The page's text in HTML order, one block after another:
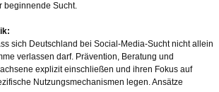
beginnende Sucht.
sich Deutschland bei Social-Media-Sucht nicht allein
verlassen darf. Prävention, Beratung und
explizit einschließen und ihren Fokus auf
Nutzungsmechanismen legen. Ansätze